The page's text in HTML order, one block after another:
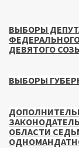
ВЫБОРЫ
ДЕВЯТОГО
ВЫБОРЫ
ОБЛАСТИ